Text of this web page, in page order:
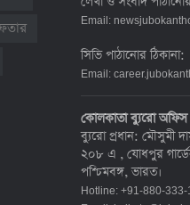
দেশে করোনায়
৬ জুলাই
হাজার ৯৯৮
৫ জুলাই
Email:
সিভি পাঠানোর ঠিকানা:
Email:
কোলকাতা ব্যুরো অফিস
ব্যুরো প্রধান: মৌসুমী
২০৮ এ , যোধপুর
পশ্চিমবঙ্গ, ভারত।
Hotline: +91-880-